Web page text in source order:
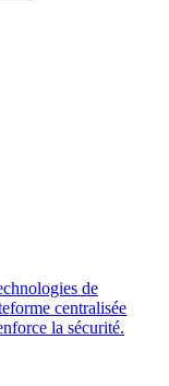
de
centralisée
la sécurité.